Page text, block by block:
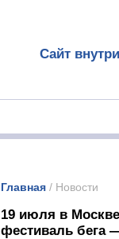
Сайт
Главная / Новости
19 июля в
фестиваль бега